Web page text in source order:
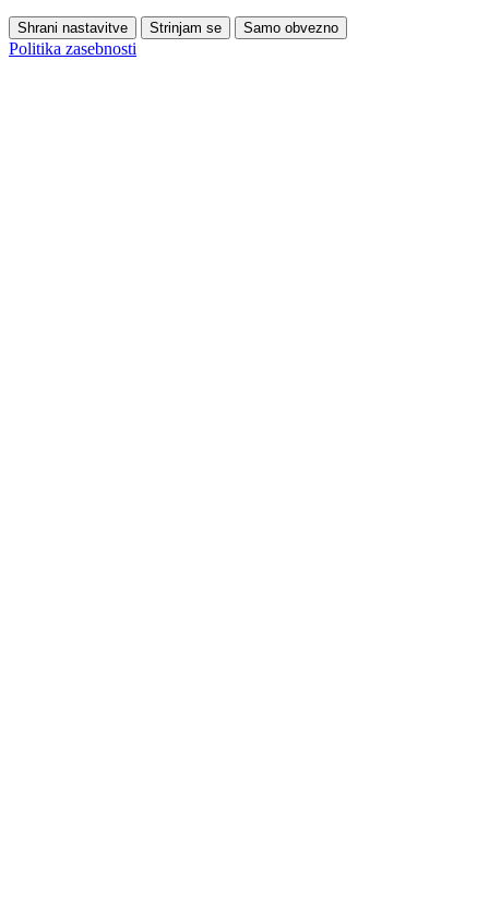
Shrani nastavitve Strinjam se Samo obvezno
Politika zasebnosti